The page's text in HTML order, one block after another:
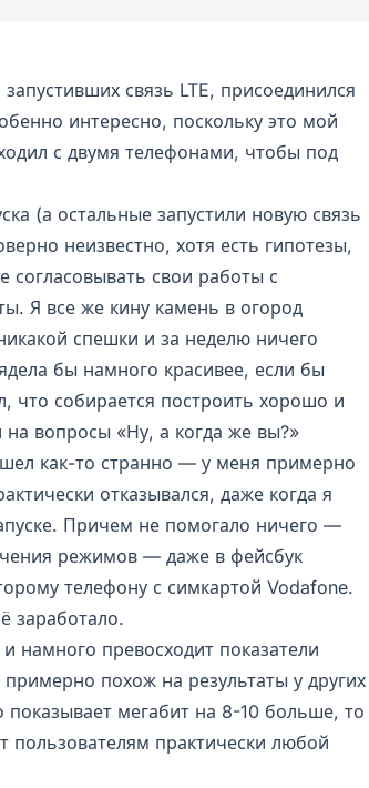
связь LTE, присоединился
интересно, поскольку это мой
с двумя телефонами, чтобы под
(а остальные запустили новую связь
неизвестно, хотя есть гипотезы,
свои работы с
Я все же кину камень в огород
спешки и за неделю ничего
бы намного красивее, если бы
что собирается построить хорошо и
вопросы «Ну, а когда же вы?»
как-то странно — у меня примерно
отказывался, даже когда я
Причем не помогало ничего —
режимов — даже в фейсбук
телефону с симкартой Vodafone.
заработало.
намного превосходит показатели
похож на результаты у других
мегабит на 8-10 больше, то
пользователям практически любой